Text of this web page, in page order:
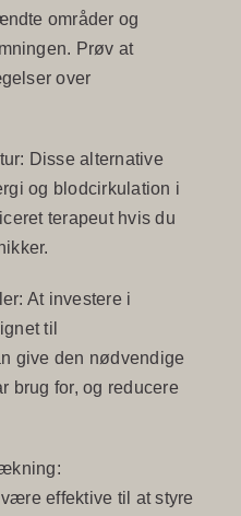
områder og
Prøv at
over
: Disse alternative
og blodcirkulation i
terapeut hvis du
: At investere i
til
give den nødvendige
brug for, og reducere
:
effektive til at styre